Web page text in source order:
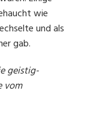
wie
und als
gab.
geistig-
vom